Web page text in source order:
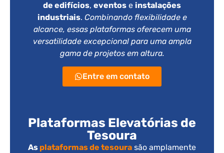
de edifícios, eventos e instalações
industriais. Combinando flexibilidade e
alcance, essas plataformas oferecem uma
versatilidade excepcional para uma ampla
gama de projetos em altura.
Entre em contato
Plataformas Elevatórias de
Tesoura
As plataformas de tesoura são amplamente